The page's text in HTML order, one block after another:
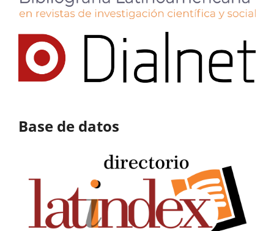
Base de datos